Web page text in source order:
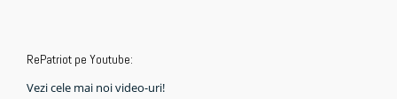
RePatriot pe Youtube:
Vezi cele mai noi video-uri!